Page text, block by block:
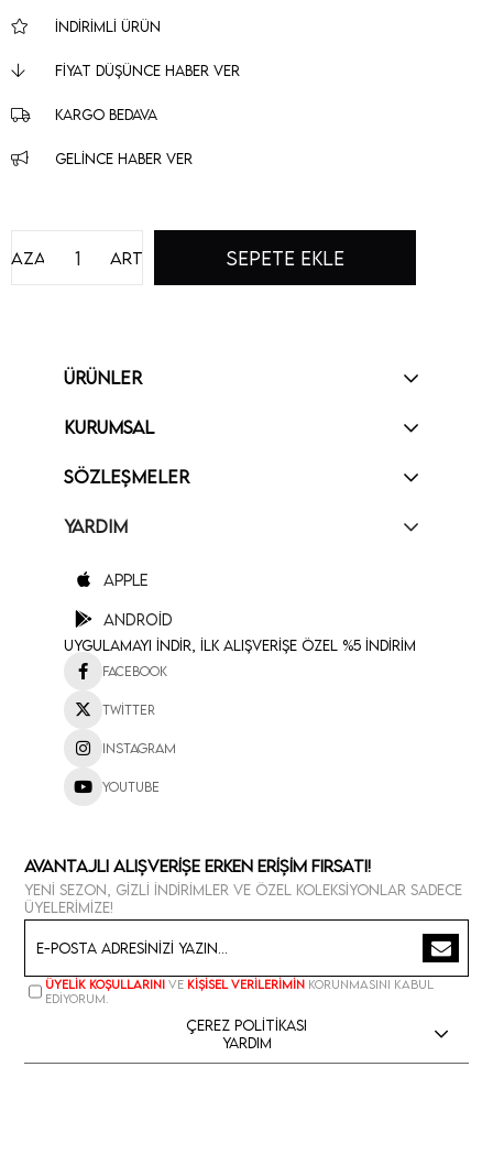
İNDIRIMLI ÜRÜN
FIYAT DÜŞÜNCE HABER VER
KARGO BEDAVA
GELINCE HABER VER
Artır
Azalt
ÜRÜNLER
KURUMSAL
SÖZLEŞMELER
YARDIM
Apple
Android
Uygulamayı İndir, İlk Alışverişe Özel %5 İndirim
Facebook
Twitter
Instagram
Youtube
Avantajlı Alışverişe Erken Erişim Fırsatı!
Yeni sezon, gizli indirimler ve özel koleksiyonlar sadece
üyelerimize!
Üyelik koşullarını ve kişisel verilerimin korunmasını kabul
ediyorum.
Çerez Politikası
Yardım